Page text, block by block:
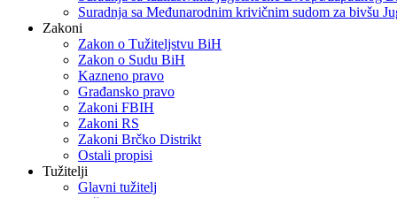
Suradnja sa Međunarodnim krivičnim sudom za bivšu
Zakoni
Zakon o Тužiteljstvu BiH
Zakon o Sudu BiH
Kazneno pravo
Građansko pravo
Zakoni FBIH
Zakoni RS
Zakoni Brčko Distrikt
Ostali propisi
Tužitelji
Glavni tužitelj